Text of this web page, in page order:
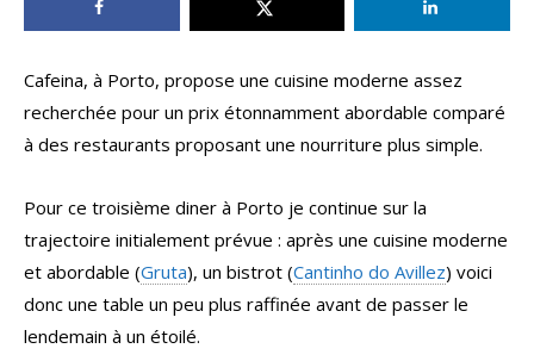
Cafeina, à Porto, propose une cuisine moderne assez
recherchée pour un prix étonnamment abordable comparé
à des restaurants proposant une nourriture plus simple.
Pour ce troisième diner à Porto je continue sur la
trajectoire initialement prévue : après une cuisine moderne
et abordable (Gruta), un bistrot (Cantinho do Avillez) voici
donc une table un peu plus raffinée avant de passer le
lendemain à un étoilé.